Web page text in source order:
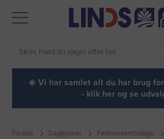
· ☀️ Vi har samlet alt du har brug
- klik her og se
Forside Dagligvarer Fødevareemballage